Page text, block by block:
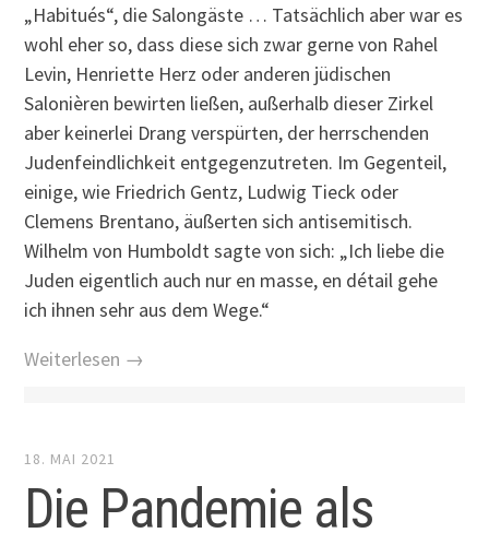
„Habitués“, die Salongäste … Tatsächlich aber war es
wohl eher so, dass diese sich zwar gerne von Rahel
Levin, Henriette Herz oder anderen jüdischen
Salonièren bewirten ließen, außerhalb dieser Zirkel
aber keinerlei Drang verspürten, der herrschenden
Judenfeindlichkeit entgegenzutreten. Im Gegenteil,
einige, wie Friedrich Gentz, Ludwig Tieck oder
Clemens Brentano, äußerten sich antisemitisch.
Wilhelm von Humboldt sagte von sich: „Ich liebe die
Juden eigentlich auch nur en masse, en détail gehe
ich ihnen sehr aus dem Wege.“
Weiterlesen →
18. MAI 2021
Die Pandemie als